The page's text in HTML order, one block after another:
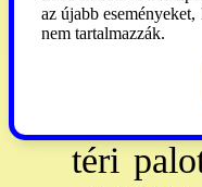
végén
Miklós
téri
az újabb
nem tartalmazzák.